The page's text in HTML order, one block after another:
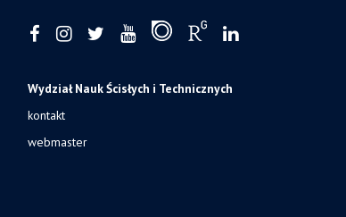
Wydział Nauk Ścisłych i Technicznych
kontakt
webmaster